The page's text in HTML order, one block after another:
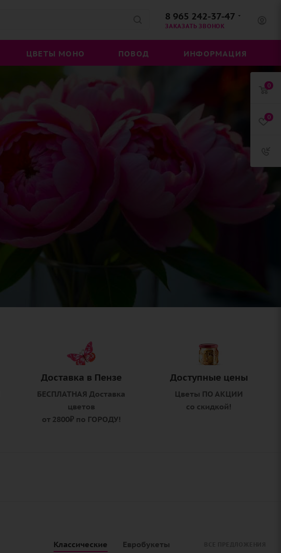
8 965 242-37-47
ЗАКАЗАТЬ ЗВОНОК
ЦВЕТЫ МОНО ПОВОД ИНФОРМАЦИЯ
Доставка в Пензе
БЕСПЛАТНАЯ Доставка
цветов
от 2800₽ по ГОРОДУ!
Доступные цены
Цветы ПО АКЦИИ
со скидкой!
Классические Евробукеты
0
0